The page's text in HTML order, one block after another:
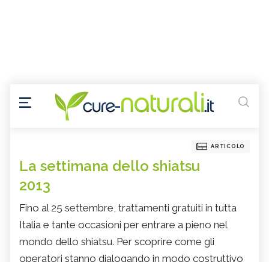
ARTICOLO
La settimana dello shiatsu
2013
Fino al 25 settembre, trattamenti gratuiti in tutta
Italia e tante occasioni per entrare a pieno nel
mondo dello shiatsu. Per scoprire come gli
operatori stanno dialogando in modo costruttivo